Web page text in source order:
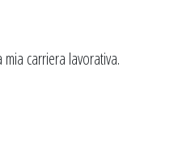
carriera lavorativa.